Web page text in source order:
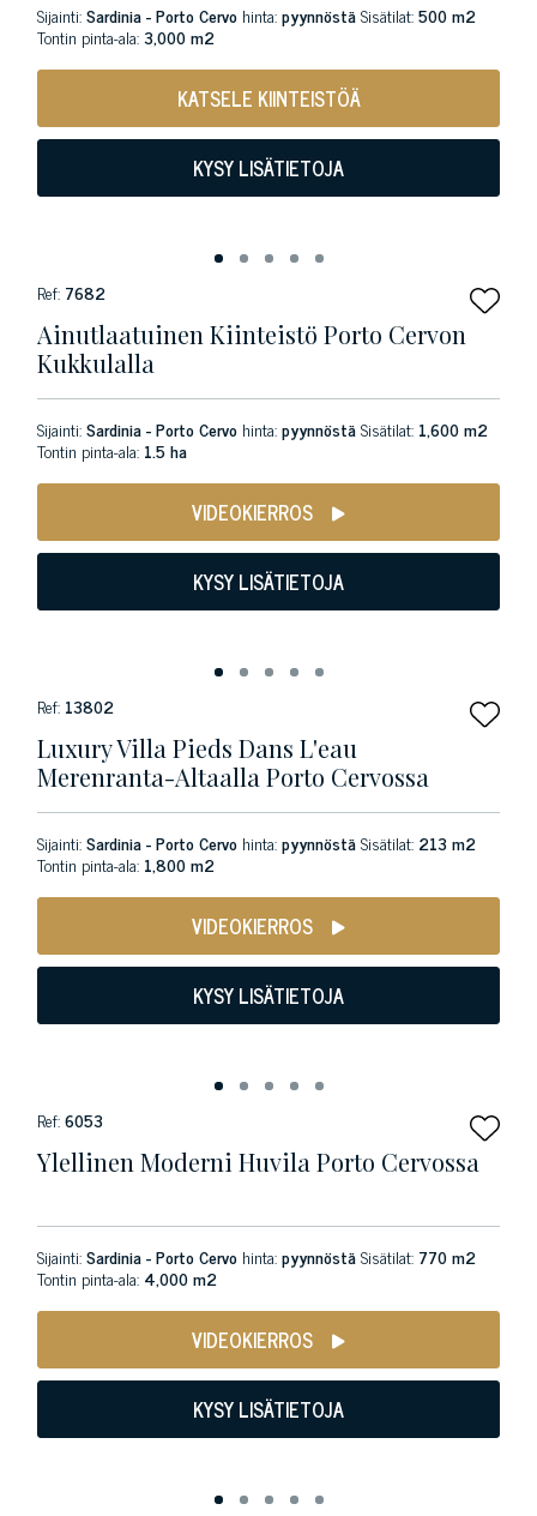
Sijainti:Sardinia - Porto Cervo hinta:pyynnöstäSisätilat:500 m2
Tontin pinta-ala:3,000 m2
KATSELE KIINTEISTÖÄ
KYSY LISÄTIETOJA
Ref: 7682
Ainutlaatuinen Kiinteistö Porto Cervon
Kukkulalla
Sijainti:Sardinia - Porto Cervo hinta:pyynnöstäSisätilat: 1,600 m2
Tontin pinta-ala: 1.5 ha
VIDEOKIERROS
KYSY LISÄTIETOJA
Ref: 13802
Luxury Villa Pieds Dans L'eau
Merenranta-Altaalla Porto Cervossa
Sijainti:Sardinia - Porto Cervo hinta:pyynnöstäSisätilat: 213 m2
Tontin pinta-ala: 1,800 m2
VIDEOKIERROS
KYSY LISÄTIETOJA
Ref:6053
Ylellinen Moderni Huvila Porto Cervossa
Sijainti:Sardinia - Porto Cervo hinta:pyynnöstäSisätilat: 770 m2
Tontin pinta-ala: 4,000 m2
VIDEOKIERROS
KYSY LISÄTIETOJA